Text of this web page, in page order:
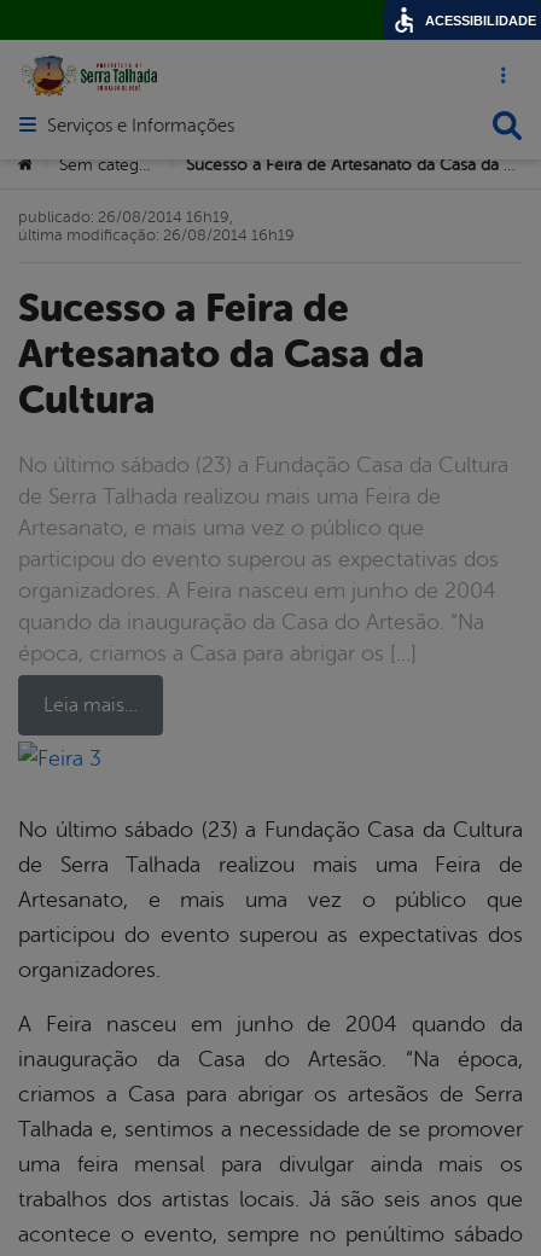
Acesso
Abrir menu principal de navegação
Serviços e Informações
Você está aqui:
> >
Sucesso a Feira de
Artesanato da Casa da
Cultura
No último sábado (23) a Fundação Casa da Cultura
de Serra Talhada realizou mais uma Feira de
Artesanato, e mais uma vez o público que
participou do evento superou as expectativas dos
organizadores. A Feira nasceu em junho de 2004
quando da inauguração da Casa do Artesão. “Na
época, criamos a Casa para abrigar os […]
Leia mais…
publicado: 26/08/2014 16h19,
última modificação: 26/08/2014 16h19
No último sábado (23) a Fundação Casa da Cultura
de Serra Talhada realizou mais uma Feira de
Artesanato, e mais uma vez o público que
participou do evento superou as expectativas dos
organizadores.
A Feira nasceu em junho de 2004 quando da
inauguração da Casa do Artesão. “Na época,
criamos a Casa para abrigar os artesãos de Serra
Talhada e, sentimos a necessidade de se promover
uma feira mensal para divulgar ainda mais os
trabalhos dos artistas locais. Já são seis anos que
acontece o evento, sempre no penúltimo sábado
ACESSIBILIDADE